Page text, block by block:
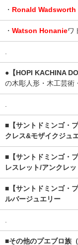
・ Ronald Wadsworth
・ Watson Honanieワ
●【HOPI KACHINA
の木彫人形・木工芸術
■【サントドミンゴ・
クレス&モザイクジュ
■【サントドミンゴ・
レスレット/アンクレッ
■【サントドミンゴ・
ルバージュエリー
■その他のプエブロ族